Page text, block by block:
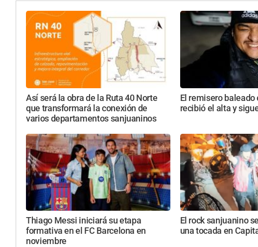
Así será la obra de la Ruta 40 Norte
que transformará la conexión de
varios departamentos sanjuaninos
El remisero baleado
recibió el alta y
Thiago Messi iniciará su etapa
formativa en el FC Barcelona en
noviembre
El rock sanjuanino
una tocada en